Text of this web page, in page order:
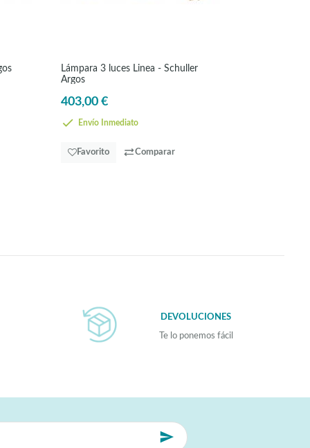
Lámpara 3 luces Linea - Schuller
Argos
403,00 €
Envío Inmediato
Favorito Comparar
DEVOLUCIONES
Te lo ponemos fácil